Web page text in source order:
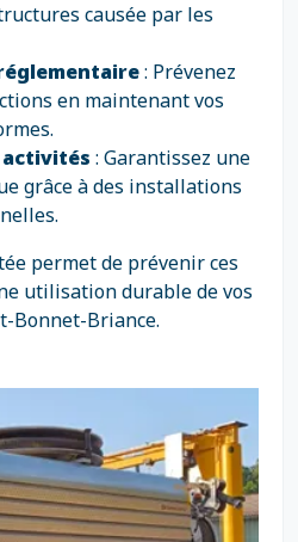
causée par les
: Prévenez
en maintenant vos
: Garantissez une
grâce à des installations
permet de prévenir ces
utilisation durable de vos
Bonnet-Briance.